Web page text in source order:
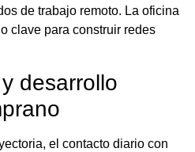
de trabajo remoto. La oficina
clave para construir redes
desarrollo
el contacto diario con